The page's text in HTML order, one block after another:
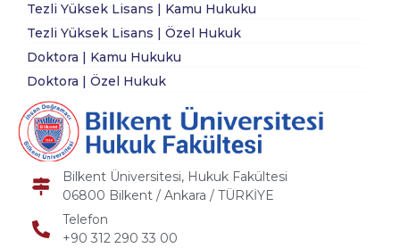
Tezli Yüksek Lisans | Kamu Hukuku
Tezli Yüksek Lisans | Özel Hukuk
Doktora | Kamu Hukuku
Doktora | Özel Hukuk
Bilkent Üniversitesi, Hukuk Fakültesi
06800 Bilkent / Ankara / TÜRKİYE
Telefon
+90 312 290 33 00